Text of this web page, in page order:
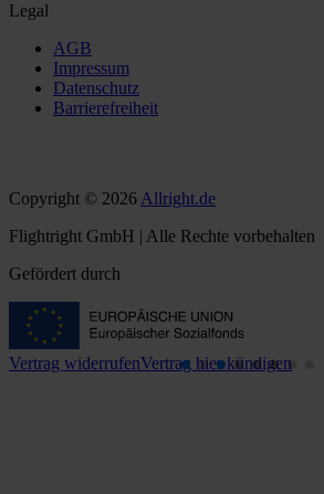
Legal
AGB
Impressum
Datenschutz
Barrierefreiheit
Copyright © 2026 Allright.de
Flightright GmbH | Alle Rechte vorbehalten
Gefördert durch
Vertrag widerrufenVertrag hier kündigen